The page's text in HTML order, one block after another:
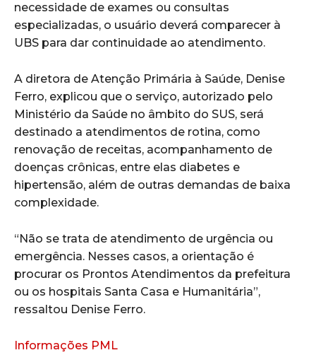
necessidade de exames ou consultas
especializadas, o usuário deverá comparecer à
UBS para dar continuidade ao atendimento.
A diretora de Atenção Primária à Saúde, Denise
Ferro, explicou que o serviço, autorizado pelo
Ministério da Saúde no âmbito do SUS, será
destinado a atendimentos de rotina, como
renovação de receitas, acompanhamento de
doenças crônicas, entre elas diabetes e
hipertensão, além de outras demandas de baixa
complexidade.
“Não se trata de atendimento de urgência ou
emergência. Nesses casos, a orientação é
procurar os Prontos Atendimentos da prefeitura
ou os hospitais Santa Casa e Humanitária”,
ressaltou Denise Ferro.
Informações PML